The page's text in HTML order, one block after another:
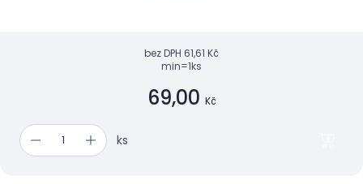
bez DPH 61,61 Kč
min=1ks
69,00 Kč
ks